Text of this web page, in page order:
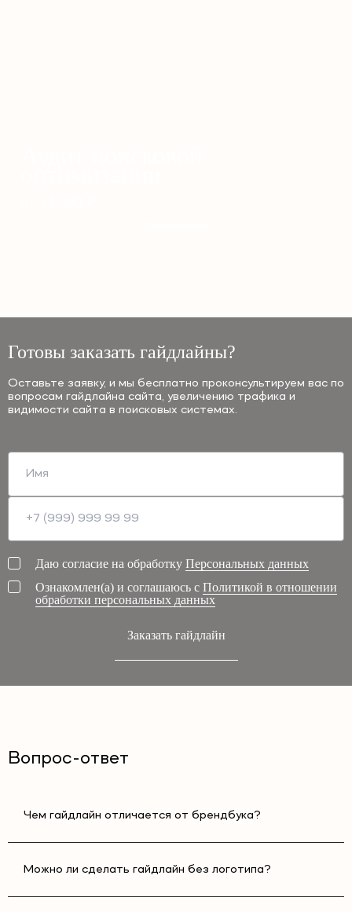
Готовы заказать гайдлайны?
Оставьте заявку, и мы бесплатно проконсультируем вас по
вопросам гайдлайна сайта, увеличению трафика и
видимости сайта в поисковых системах.
Даю согласие на обработку Персональных данных
Ознакомлен(а) и соглашаюсь с Политикой в отношении
обработки персональных данных
Заказать гайдлайн
Вопрос-ответ
Чем гайдлайн отличается от брендбука?
Можно ли сделать гайдлайн без логотипа?